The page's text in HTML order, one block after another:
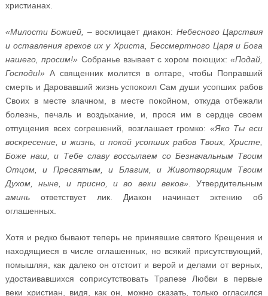
христианах.
«Милости Божией, – восклицает диакон: Небесного Царствия
и оставления грехов их у Христа, Бессмертного Царя и Бога
нашего, просим!» Собранье взывает с хором поющих:«Подай,
Господи!» А священник молится в олтаре, чтобы Поправший
смерть и Даровавший жизнь успокоил Сам души усопших рабов
Своих в месте злачном, в месте покойном, откуда отбежали
болезнь, печаль и воздыхание, и, прося им в сердце своем
отпущения всех согрешений, возглашает громко: «Яко Ты ecu
воскресение, и жизнь, и покой усопших рабов Твоих, Христе,
Боже наш, и Тебе славу воссылаем со Безначальным Твоим
Отцом, и Пресвятым, и Благим, и Животворящим Твоим
Духом, ныне, и присно, и во веки веков» . Утвердительным
аминьответствует лик. Диакон начинает эктению об
оглашенных.
Хотя и редко бывают теперь не принявшие святого Крещения и
находящиеся в числе оглашенных, но всякий присутствующий,
помышляя, как далеко он отстоит и верой и делами от верных,
удостаивавшихся соприсутствовать Трапезе Любви в первые
веки христиан, видя, как он, можно сказать, только огласился